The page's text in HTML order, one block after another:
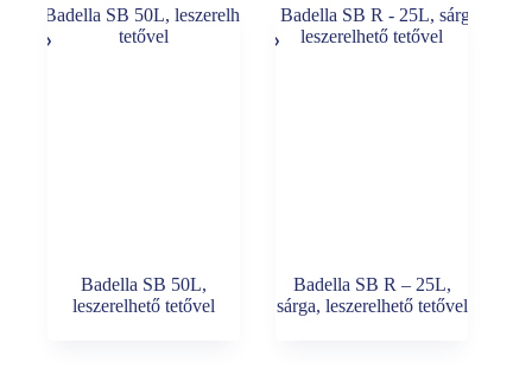
Badella SB 50L,
leszerelhető tetővel
Badella SB R – 25L,
sárga, leszerelhető tetővel